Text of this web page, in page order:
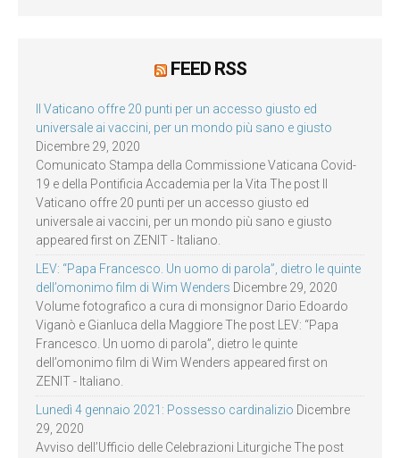
FEED RSS
Il Vaticano offre 20 punti per un accesso giusto ed
universale ai vaccini, per un mondo più sano e giusto
Dicembre 29, 2020
Comunicato Stampa della Commissione Vaticana Covid-
19 e della Pontificia Accademia per la Vita The post Il
Vaticano offre 20 punti per un accesso giusto ed
universale ai vaccini, per un mondo più sano e giusto
appeared first on ZENIT - Italiano.
LEV: “Papa Francesco. Un uomo di parola”, dietro le quinte
dell’omonimo film di Wim Wenders Dicembre 29, 2020
Volume fotografico a cura di monsignor Dario Edoardo
Viganò e Gianluca della Maggiore The post LEV: “Papa
Francesco. Un uomo di parola”, dietro le quinte
dell’omonimo film di Wim Wenders appeared first on
ZENIT - Italiano.
Lunedì 4 gennaio 2021: Possesso cardinalizio Dicembre
29, 2020
Avviso dell’Ufficio delle Celebrazioni Liturgiche The post